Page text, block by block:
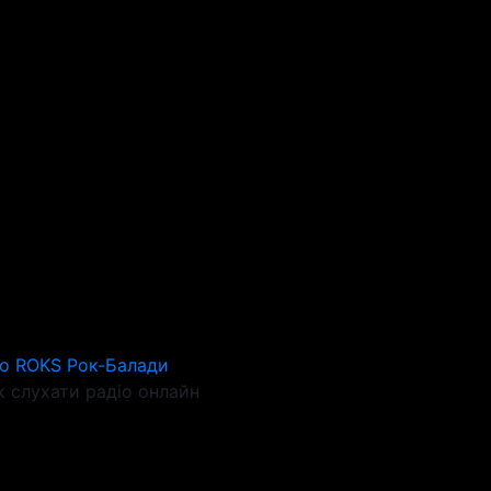
ROKS Рок-Балади
слухати радіо онлайн